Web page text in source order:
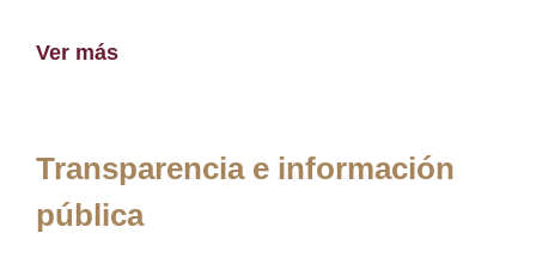
Ver más
Transparencia e información
pública